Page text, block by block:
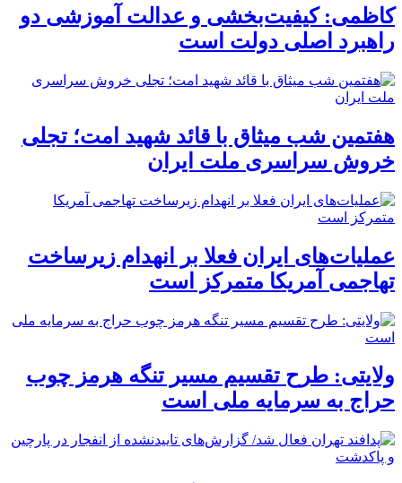
کاظمی: کیفیت‌بخشی و عدالت آموزشی دو
راهبرد اصلی دولت است
هفتمین شب میثاق با قائد شهید امت؛ تجلی
خروش سراسری ملت ایران
عملیات‌های ایران فعلا بر انهدام زیرساخت
تهاجمی آمریکا متمرکز است
ولایتی: طرح تقسیم مسیر تنگه هرمز چوب
حراج به سرمایه ملی است